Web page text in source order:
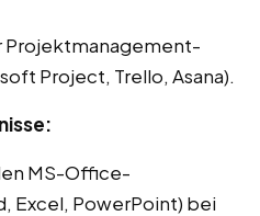
Projektmanagement-
Project, Trello, Asana).
MS-Office-
Excel, PowerPoint) bei